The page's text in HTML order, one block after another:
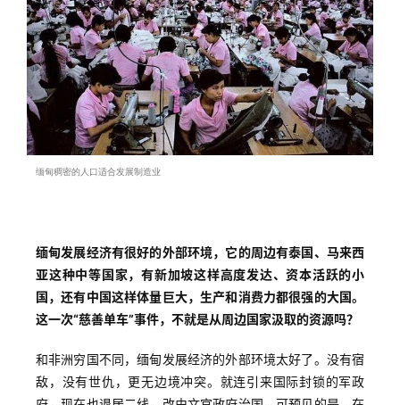
缅甸稠密的人口适合发展制造业
缅甸发展经济有很好的外部环境，它的周边有泰国、马来西
亚这种中等国家，有新加坡这样高度发达、资本活跃的小
国，还有中国这样体量巨大，生产和消费力都很强的大国。
这一次“慈善单车”事件，不就是从周边国家汲取的资源吗？
和非洲穷国不同，缅甸发展经济的外部环境太好了。没有宿
敌，没有世仇，更无边境冲突。就连引来国际封锁的军政